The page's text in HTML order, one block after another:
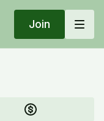
Join